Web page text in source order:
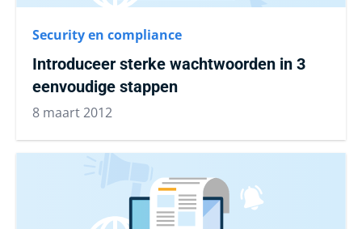
Security en compliance
Introduceer sterke wachtwoorden in 3
eenvoudige stappen
8 maart 2012